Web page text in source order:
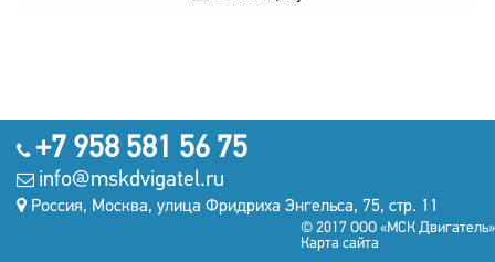
+7 958 581 56 75
info@mskdvigatel.ru
Россия, Москва, улица Фридриха Энгельса, 75, стр. 11
© 2017 ООО «МСК Двигатель»
Карта сайта